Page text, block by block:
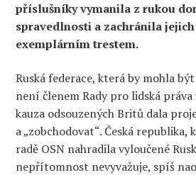
příslušníky vymanila z rukou
spravedlnosti a zachránila
exemplárním trestem.
Ruská federace, která by mohla
není členem Rady pro lidská práva
kauza odsouzených Britů dala
a „zobchodovat“. Česká
radě OSN nahradila vyloučené
nepřítomnost nevyvažuje, spíš